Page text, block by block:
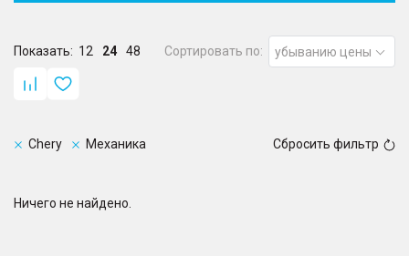
Показать: 12 24 48 Сортировать по: убыванию цены
Chery Механика Сбросить фильтр
Ничего не найдено.